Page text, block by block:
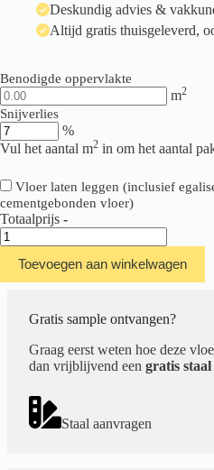
Deskundig advies &
Altijd gratis thuisgeleverd,
Benodigde oppervlakte
m2
Snijverlies
%
Vul het aantal m2 in om het aantal
Vloer laten leggen (inclusief
cementgebonden vloer)
Totaalprijs -
Therdex
Stone
Rigid
Click
aantal
Toevoegen aan winkelwagen
Gratis sample ontvangen?
Graag eerst weten hoe deze
dan vrijblijvend een gratis staal
Staal aanvragen